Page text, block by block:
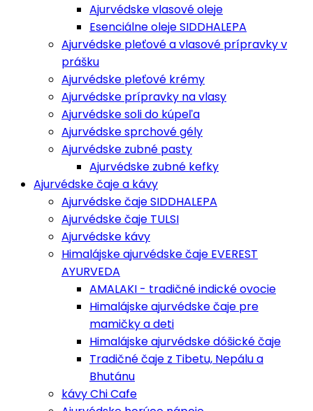
Ajurvédske vlasové oleje
Esenciálne oleje SIDDHALEPA
Ajurvédske pleťové a vlasové prípravky v
prášku
Ajurvédske pleťové krémy
Ajurvédske prípravky na vlasy
Ajurvédske soli do kúpeľa
Ajurvédske sprchové gély
Ajurvédske zubné pasty
Ajurvédske zubné kefky
Ajurvédske čaje a kávy
Ajurvédske čaje SIDDHALEPA
Ajurvédske čaje TULSI
Ajurvédske kávy
Himalájske ajurvédske čaje EVEREST
AYURVEDA
AMALAKI - tradičné indické ovocie
Himalájske ajurvédske čaje pre
mamičky a deti
Himalájske ajurvédske dóšické čaje
Tradičné čaje z Tibetu, Nepálu a
Bhutánu
kávy Chi Cafe